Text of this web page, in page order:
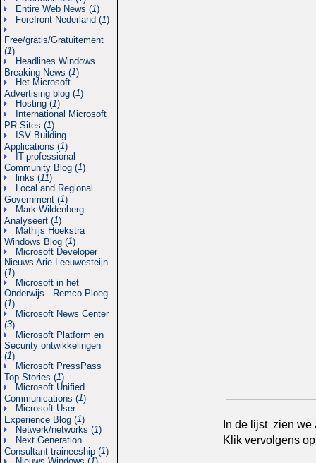
Entire Web News (1)
Forefront Nederland (1)
Free/gratis/Gratuitement
(1)
Headlines Windows
Breaking News (1)
Het Microsoft
Advertising blog (1)
Hosting (1)
International Microsoft
PR Sites (1)
ISV Building
Applications (1)
IT-professional
Community Blog (1)
links (11)
Local and Regional
Government (1)
Mark Wildenberg
Analyseert (1)
Mathijs Hoekstra
Windows Blog (1)
Microsoft Developer
Nieuws Arie Leeuwesteijn
(1)
Microsoft in het
Onderwijs - Remco Ploeg
(1)
Microsoft News Center
(3)
Microsoft Platform en
Security ontwikkelingen
(1)
Microsoft PressPass
Top Stories (1)
Microsoft Unified
Communications (1)
Microsoft User
Experience Blog (1)
Netwerk/networks (1)
Next Generation
Consultant traineeship (1)
In de lijst zien we
Klik vervolgens